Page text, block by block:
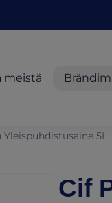
meistä
Yleispuhdistusaine 5L
Cif